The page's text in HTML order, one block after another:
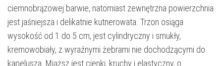
ciemnobrązowej barwie, natomiast zewnętrzna powierzchnia
jest jaśniejsza i delikatnie kutnerowata. Trzon osiąga
wysokość od 1 do 5 cm, jest cylindryczny i smukły,
kremowobiały, z wyraźnymi żebrami nie dochodzącymi do
kapelusza. Miąższ jest cienki, kruchy i elastyczny, o